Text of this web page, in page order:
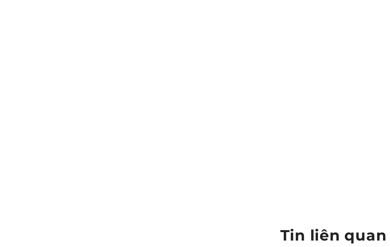
Tin liên quan